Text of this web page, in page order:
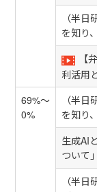
（半
を知り
【
利活用
69%～
0%
（半
を知り
生成AI
ついて
（半